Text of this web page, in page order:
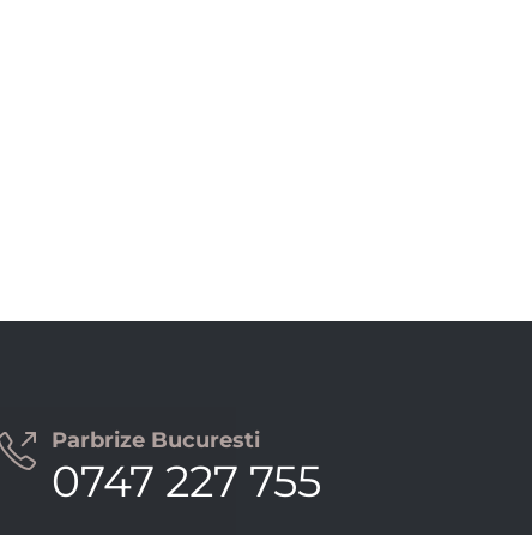
Parbrize Bucuresti
0747 227 755